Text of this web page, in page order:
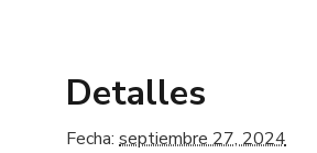
Detalles
Fecha: septiembre 27, 2024